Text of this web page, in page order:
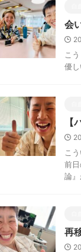
会
こ
優
こ
前
論
再